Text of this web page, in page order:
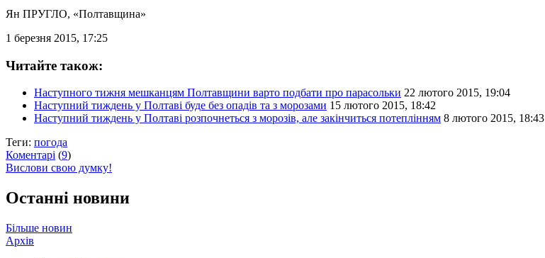
Ян ПРУГЛО, «Полтавщина»
1 березня 2015, 17:25
Читайте також:
Наступного тижня мешканцям Полтавщини варто подбати про парасольки 22 лютого 2015, 19:04
Наступний тиждень у Полтаві буде без опадів та з морозами 15 лютого 2015, 18:42
Наступний тиждень у Полтаві розпочнеться з морозів, але закінчиться потеплінням 8 лютого 2015, 18:43
Теги: погода
Коментарі (9)
Вислови свою думку!
Останні новини
Більше новин
Архів